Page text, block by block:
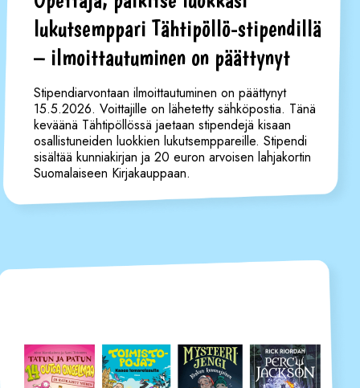
lukutsemppari Tähtipöllö-stipendillä
– ilmoittautuminen on päättynyt
Stipendiarvontaan ilmoittautuminen on päättynyt
15.5.2026. Voittajille on lähetetty sähköpostia. Tänä
keväänä Tähtipöllössä jaetaan stipendejä kisaan
osallistuneiden luokkien lukutsemppareille. Stipendi
sisältää kunniakirjan ja 20 euron arvoisen lahjakortin
Suomalaiseen Kirjakauppaan.